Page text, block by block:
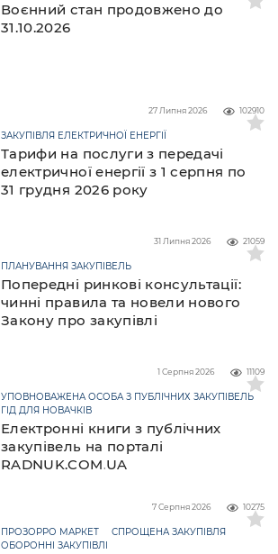
Воєнний стан продовжено до
31.10.2026
102910
27 Липня 2026
Тарифи на послуги з передачі
електричної енергії з 1 серпня по
31 грудня 2026 року
ЗАКУПІВЛЯ ЕЛЕКТРИЧНОЇ ЕНЕРГІЇ
21059
31 Липня 2026
Попередні ринкові консультації:
чинні правила та новели нового
Закону про закупівлі
ПЛАНУВАННЯ ЗАКУПІВЕЛЬ
11109
1 Серпня 2026
Електронні книги з публічних
закупівель на порталі
RADNUK.COM.UA
УПОВНОВАЖЕНА ОСОБА З ПУБЛІЧНИХ ЗАКУПІВЕЛЬ
ГІД ДЛЯ НОВАЧКІВ
10275
7 Серпня 2026
ПРОЗОРРО МАРКЕТ
СПРОЩЕНА ЗАКУПІВЛЯ
ОБОРОННІ ЗАКУПІВЛІ